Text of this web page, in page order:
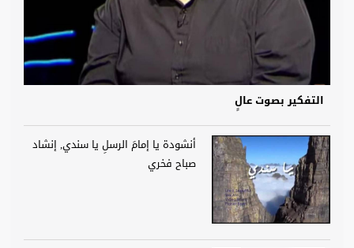
التفكير بصوت عالٍ
أنشودة يا إمامَ الرسلِ يا سندي, إنشاد
صباح فخري